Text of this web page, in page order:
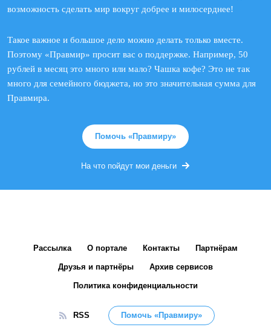
возможность сделать мир вокруг добрее и милосерднее!
Такое важное и большое дело можно делать только вместе.
Поэтому «Правмир» просит вас о поддержке. Например, 50
рублей в месяц это много или мало? Чашка кофе? Это не так
много для семейного бюджета, но это значительная сумма для
Правмира.
Помочь «Правмиру»
На что пойдут мои деньги
Рассылка О портале Контакты Партнёрам
Друзья и партнёры Архив сервисов
Политика конфиденциальности
RSS Помочь «Правмиру»